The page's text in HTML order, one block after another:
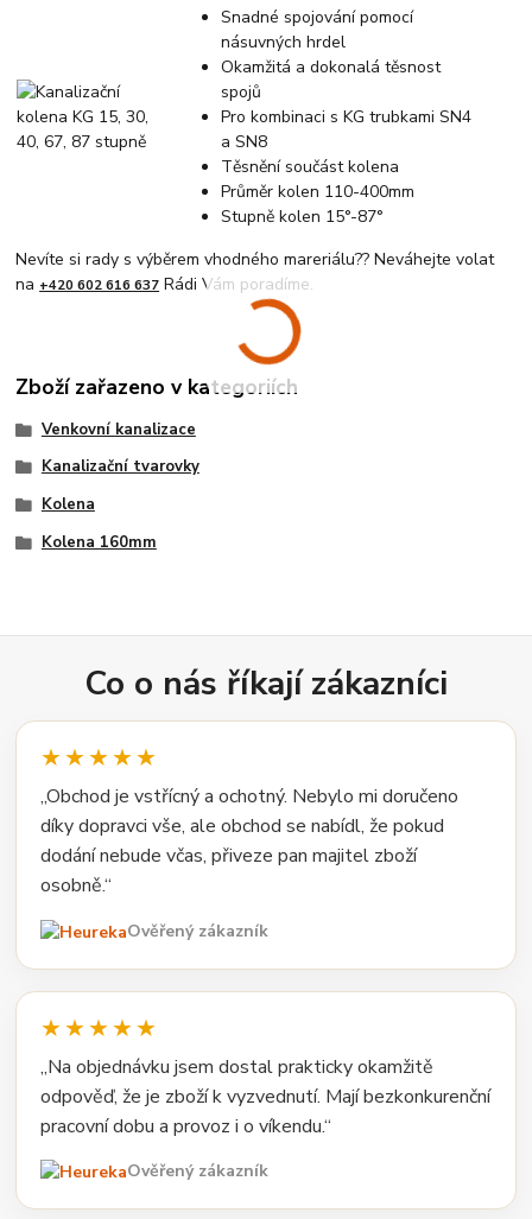
Snadné spojování pomocí
násuvných hrdel
Okamžitá a dokonalá těsnost
spojů
Pro kombinaci s KG trubkami SN4
a SN8
Těsnění součást kolena
Průměr kolen 110-400mm
Stupně kolen 15°-87°
Nevíte si rady s výběrem vhodného mareriálu?? Neváhejte volat
na +420 602 616 637 Rádi Vám poradíme.
Zboží zařazeno v kategoriích
Venkovní kanalizace
Kanalizační tvarovky
Kolena
Kolena 160mm
Co o nás říkají zákazníci
★★★★★
„Obchod je vstřícný a ochotný. Nebylo mi doručeno
díky dopravci vše, ale obchod se nabídl, že pokud
dodání nebude včas, přiveze pan majitel zboží
osobně.“
Ověřený zákazník
★★★★★
„Na objednávku jsem dostal prakticky okamžitě
odpověď, že je zboží k vyzvednutí. Mají bezkonkurenční
pracovní dobu a provoz i o víkendu.“
Ověřený zákazník